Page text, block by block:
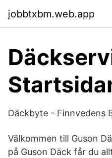
jobbtxbm.web.app
Däckbyte - Finnvedens
Välkommen till Guson
på Guson Däck får du